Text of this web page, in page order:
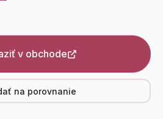
v obchode
na porovnanie